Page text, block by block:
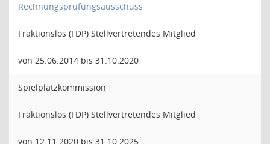
Rechnungsprüfungsausschuss
Fraktionslos (FDP) Stellvertretendes Mitglied
von 25.06.2014 bis 31.10.2020
Spielplatzkommission
Fraktionslos (FDP) Stellvertretendes Mitglied
von 12.11.2020 bis 31.10.2025